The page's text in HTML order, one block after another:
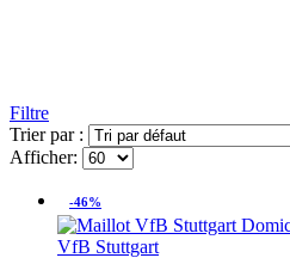
Filtre
Trier par :
Afficher:
-46%
VfB Stuttgart